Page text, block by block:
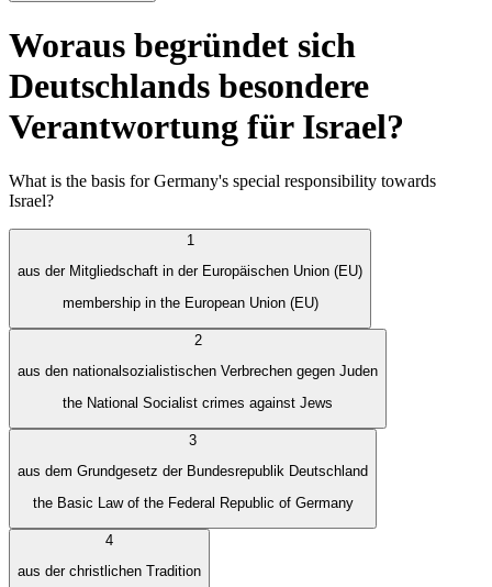
Woraus begründet sich
Deutschlands besondere
Verantwortung für Israel?
What is the basis for Germany's special responsibility towards
Israel?
1
aus der Mitgliedschaft in der Europäischen Union (EU)
membership in the European Union (EU)
2
aus den nationalsozialistischen Verbrechen gegen Juden
the National Socialist crimes against Jews
3
aus dem Grundgesetz der Bundesrepublik Deutschland
the Basic Law of the Federal Republic of Germany
4
aus der christlichen Tradition